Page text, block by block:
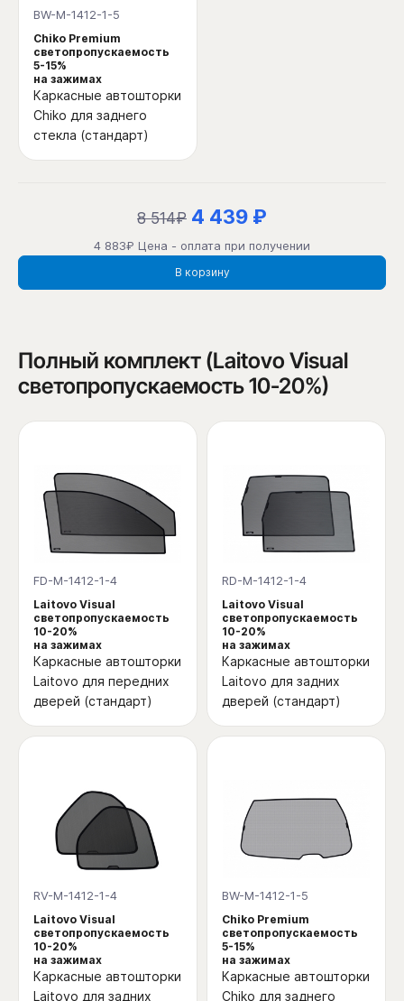
BW-M-1412-1-5
Chiko Premium
светопропускаемость
5-15%
на зажимах
Каркасные автошторки
Chiko для заднего
стекла (стандарт)
8 514₽ 4 439 ₽
4 883₽ Цена - оплата при получении
В корзину
Полный комплект (Laitovo Visual
светопропускаемость 10-20%)
FD-M-1412-1-4
Laitovo Visual
светопропускаемость
10-20%
на зажимах
Каркасные автошторки
Laitovo для передних
дверей (стандарт)
RD-M-1412-1-4
Laitovo Visual
светопропускаемость
10-20%
на зажимах
Каркасные автошторки
Laitovo для задних
дверей (стандарт)
RV-M-1412-1-4
Laitovo Visual
светопропускаемость
10-20%
на зажимах
Каркасные автошторки
Laitovo для задних
BW-M-1412-1-5
Chiko Premium
светопропускаемость
5-15%
на зажимах
Каркасные автошторки
Chiko для заднего